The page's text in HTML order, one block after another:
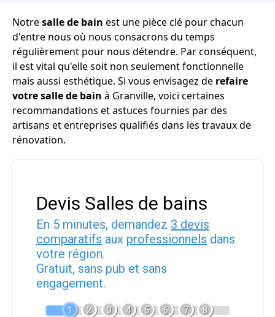
Notresalle de bain est une pièce clé pour chacun
d'entre nous où nous consacrons du temps
régulièrement pour nous détendre. Par conséquent,
il est vital qu'elle soit non seulement fonctionnelle
mais aussi esthétique. Si vous envisagez de refaire
votre salle de bain à Granville, voici certaines
recommandations et astuces fournies par des
artisans et entreprises qualifiés dans les travaux de
rénovation.
Devis Salles de bains
En 5 minutes, demandez 3 devis
comparatifs aux professionnels dans
votre région.
Gratuit, sans pub et sans
engagement.
1 2 3 4 5 6 7 8